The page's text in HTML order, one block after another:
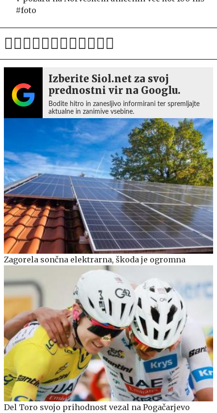
#foto
Izberite Siol.net za svoj
prednostni vir na Googlu.
Bodite hitro in zanesljivo informirani ter spremljajte
aktualne in zanimive vsebine.
Zagorela sončna elektrarna, škoda je ogromna
Del Toro svojo prihodnost vezal na Pogačarjevo